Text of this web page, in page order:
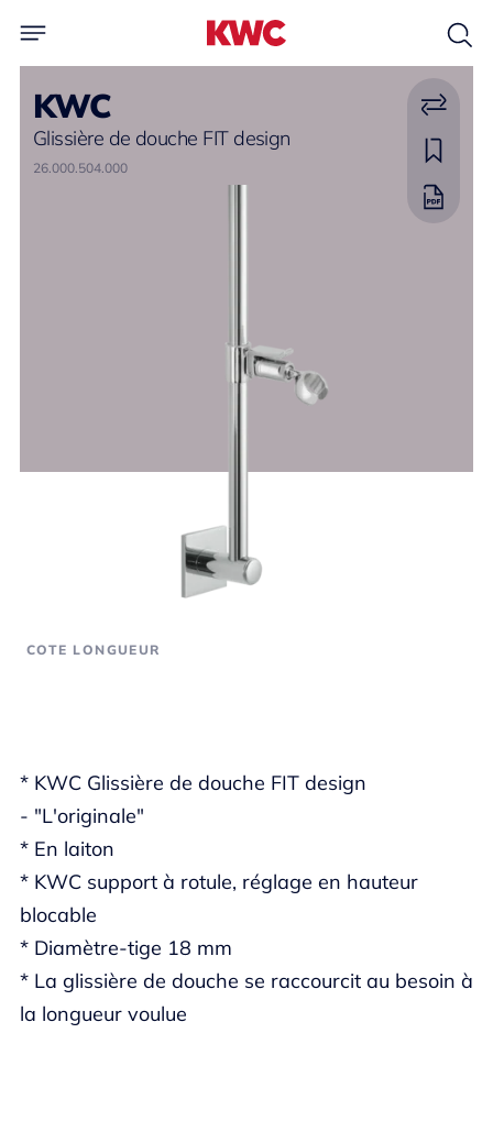
KWC
Glissière de douche FIT design
26.000.504.000
* KWC Glissière de douche FIT design
- "L'originale"
* En laiton
* KWC support à rotule, réglage en hauteur
blocable
* Diamètre-tige 18 mm
* La glissière de douche se raccourcit au besoin à
la longueur voulue
COTE LONGUEUR